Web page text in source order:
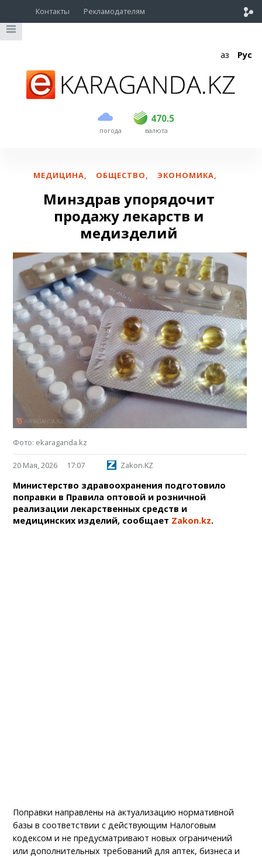
Контакты Рекламодателям
Қаз Рус
погода
470.5
USD 469 470.5
EUR валюта
МЕДИЦИНА, ОБЩЕСТВО, ЭКОНОМИКА,
Минздрав упорядочит
продажу лекарств и
медизделий
Фото: ekaraganda.kz
20 Мая, 2026 17:07 Zakon.KZ
Министерство здравоохранения подготовило
поправки в Правила оптовой и розничной
реализации лекарственных средств и
медицинских изделий, сообщает Zakon.kz.
Поправки направлены на актуализацию нормативной
базы в соответствии с действующим Налоговым
кодексом и не предусматривают новых ограничений
или дополнительных требований для аптек, бизнеса и